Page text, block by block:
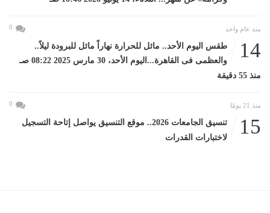
منذ عام واحد 0
14
طقس اليوم الأحد.. مائل للحرارة نهاراً مائل للبرودة ليلاً..
والعظمى فى القاهرة...اليوم الأحد، 30 مارس 2025 08:22 صـ
منذ 55 دقيقة
منذ 21 يومًا 0
15
تنسيق الجامعات 2026.. موقع التنسيق يواصل إتاحة التسجيل
لاختبارات القدرات